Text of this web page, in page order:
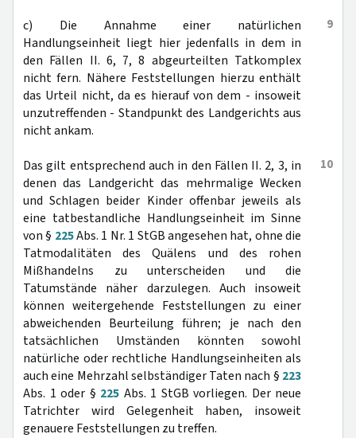
9
c) Die Annahme einer natürlichen
Handlungseinheit liegt hier jedenfalls in dem in
den Fällen II. 6, 7, 8 abgeurteilten Tatkomplex
nicht fern. Nähere Feststellungen hierzu enthält
das Urteil nicht, da es hierauf von dem - insoweit
unzutreffenden - Standpunkt des Landgerichts aus
nicht ankam.
10
Das gilt entsprechend auch in den Fällen II. 2, 3, in
denen das Landgericht das mehrmalige Wecken
und Schlagen beider Kinder offenbar jeweils als
eine tatbestandliche Handlungseinheit im Sinne
von § 225Abs. 1 Nr. 1 StGB angesehen hat, ohne die
Tatmodalitäten des Quälens und des rohen
Mißhandelns zu unterscheiden und die
Tatumstände näher darzulegen. Auch insoweit
können weitergehende Feststellungen zu einer
abweichenden Beurteilung führen; je nach den
tatsächlichen Umständen könnten sowohl
natürliche oder rechtliche Handlungseinheiten als
auch eine Mehrzahl selbständiger Taten nach § 223
Abs. 1 oder § 225 Abs. 1 StGB vorliegen. Der neue
Tatrichter wird Gelegenheit haben, insoweit
genauere Feststellungen zu treffen.